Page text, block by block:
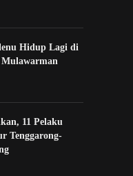
Hidup Lagi di
11 Pelaku
Tenggarong-